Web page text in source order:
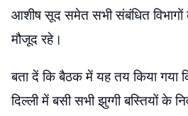
आशीष सूद समेत सभी संबंधित विभागों
मौजूद रहे।
बता दें कि बैठक में यह तय किया गया
दिल्ली में बसी सभी झुग्गी बस्तियों के